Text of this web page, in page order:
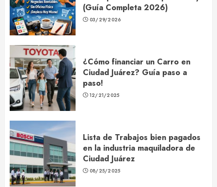
(Guía Completa 2026)
03/29/2026
¿Cómo financiar un Carro en
Ciudad Juárez? Guía paso a
paso!
12/21/2025
Lista de Trabajos bien pagados
en la industria maquiladora de
Ciudad Juárez
08/25/2025